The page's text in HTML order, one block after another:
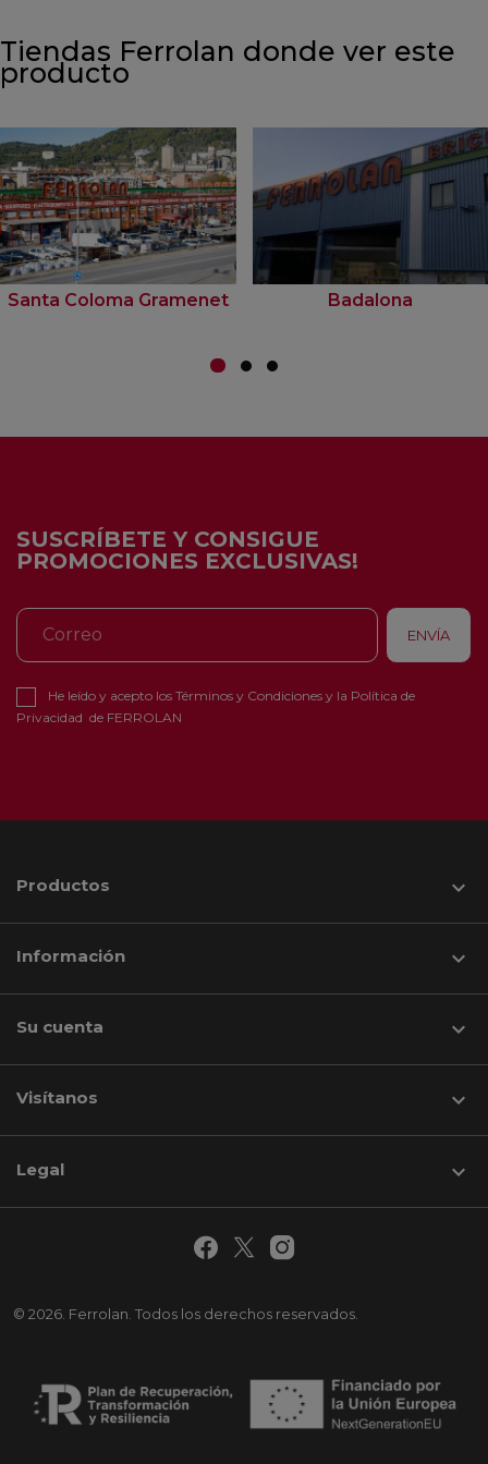
Tiendas Ferrolan donde ver este
producto
Santa Coloma Gramenet Badalona
SUSCRÍBETE Y CONSIGUE
PROMOCIONES EXCLUSIVAS!
He leído y acepto los Términos y Condiciones y la Política de
Privacidad de FERROLAN
Productos 
Información 
Su cuenta 
Visítanos keyboard_arrow_down
© 2026. Ferrolan. Todos los derechos reservados.
Legal 